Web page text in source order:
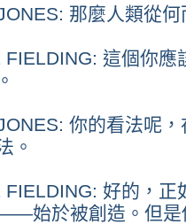
那麼人類從何
FIELDING: 這個你
你的看法呢
。
FIELDING: 好的，
始於被創造。但是